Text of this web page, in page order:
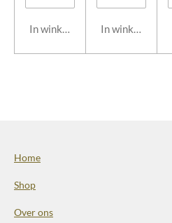
In winkelwagen In winkelwagen
Home
Shop
Over ons